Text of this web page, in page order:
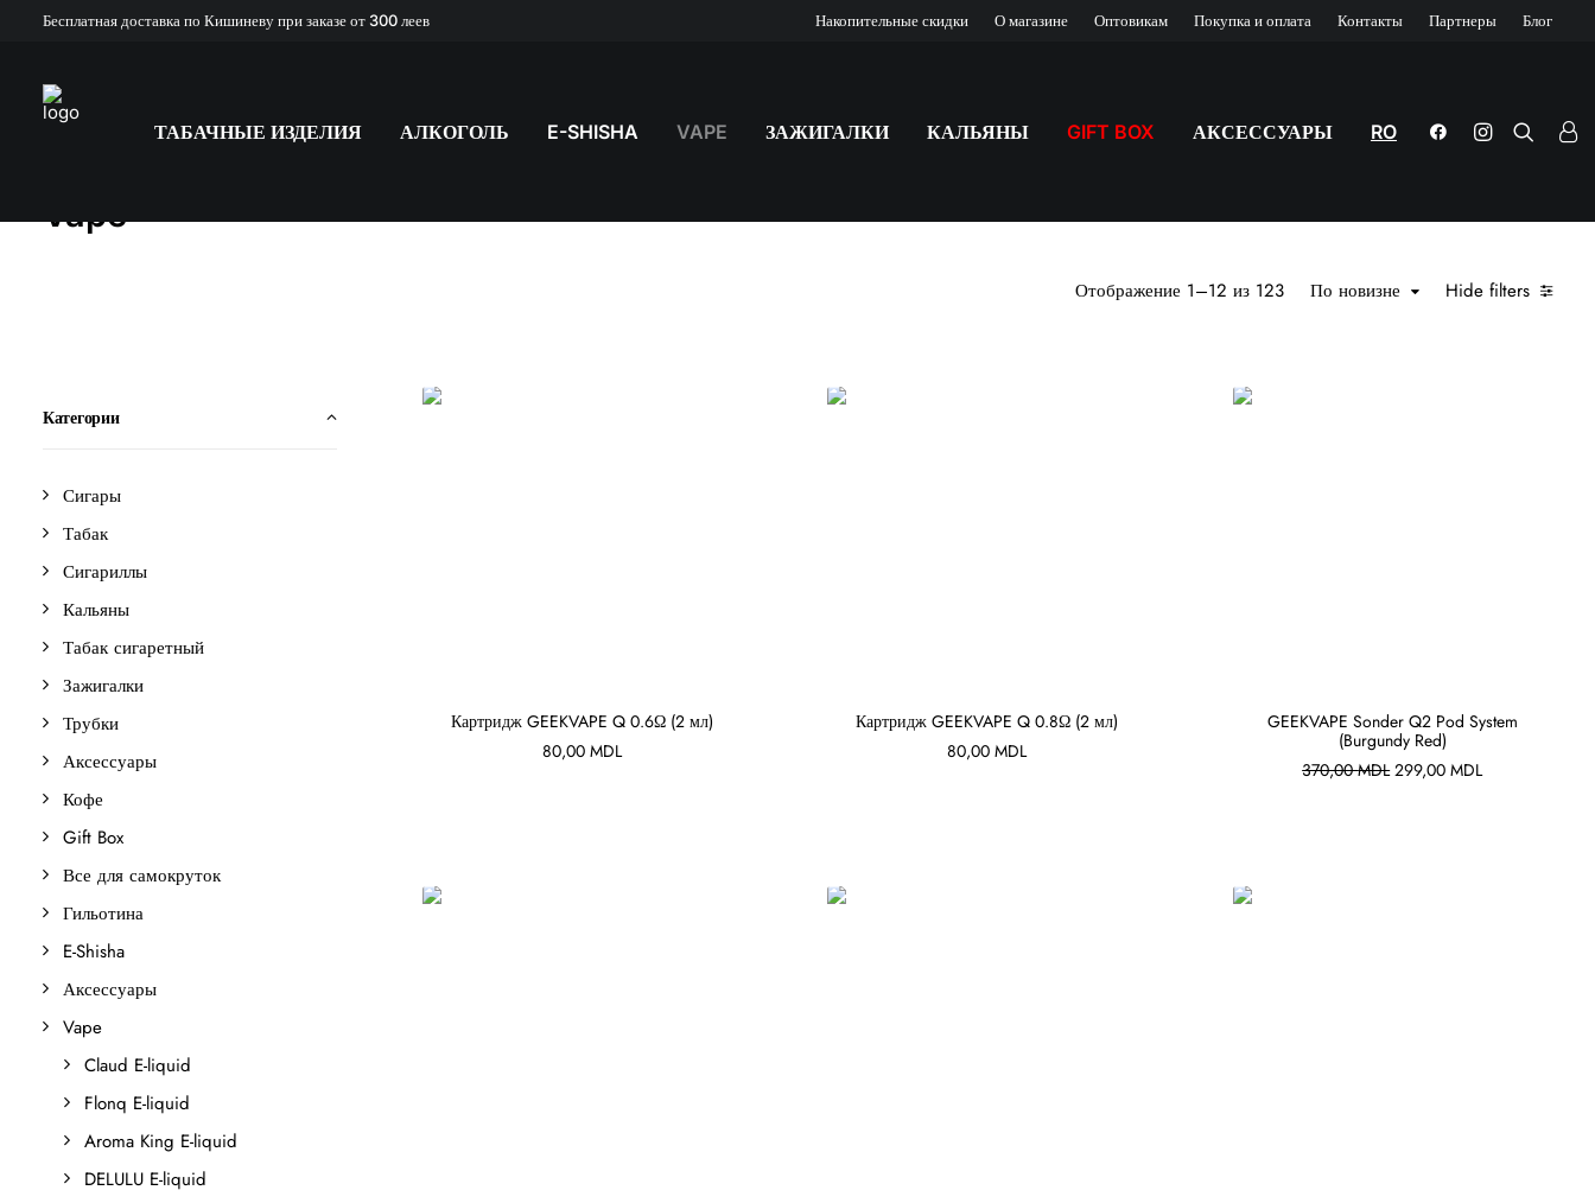
Бесплатная доставка по Кишиневу при заказе от 300 леев Накопительные скидки О магазине Оптовикам Покупка и оплата Контакты Партнеры Блог
ТАБАЧНЫЕ ИЗДЕЛИЯ АЛКОГОЛЬ E-SHISHA VAPE ЗАЖИГАЛКИ КАЛЬЯНЫ GIFT BOX АКСЕССУАРЫ RO
Vape
Hide filters
По новизне
Отображение 1–12 из 123Сортировка: самые недавние
Категории
Сигары
Табак
Сигариллы
Кальяны
Табак сигаретный
Зажигалки
Трубки
Аксессуары
Кофе
Gift Box
Все для самокруток
Гильотина
E-Shisha
Аксессуары
Vape
Claud E-liquid
Flonq E-liquid
Aroma King E-liquid
DELULU E-liquid
В КОРЗИНУ
Картридж GEEKVAPE Q 0.6Ω (2 мл)
80,00 MDL В КОРЗИНУ
Картридж GEEKVAPE Q 0.8Ω (2 мл)
80,00MDL В КОРЗИНУ
GEEKVAPE Sonder Q2 Pod System
(Burgundy Red)
370,00MDLПервоначальная
299,00MDLТекущая